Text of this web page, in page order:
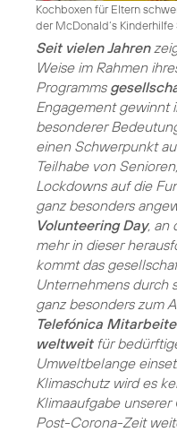
Kochboxen für Eltern
der McDonald‘s
Seit vielen Jahren
Weise im Rahmen
Programms
Engagement gewinnt
besonderer
einen Schwerpunkt
Teilhabe von
Lockdowns auf die
ganz besonders
Volunteering Day, an
mehr in dieser
kommt das
Unternehmens durch
ganz besonders zum
Telefónica
weltweitfür
Umweltbelange
Klimaschutz wird es
Klimaaufgabe
Post-Corona-Zeit